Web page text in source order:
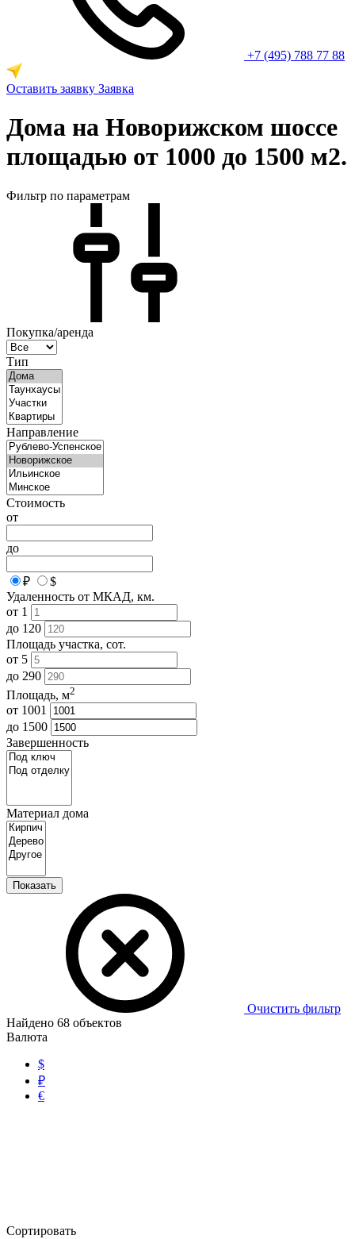
+7 (495) 788 77 88
Оставить заявку Заявка
Дома на Новорижском шоссе
площадью от 1000 до 1500 м2.
Фильтр по параметрам
Покупка/аренда
Тип
Направление
Стоимость
от
до
₽
$
Удаленность от МКАД, км.
от 1
до 120
Площадь участка, сот.
от 5
до 290
Площадь, м2
от 1001
до 1500
Завершенность
Материал дома
Показать
Очистить фильтр
Найдено 68 объектов
Валюта
$
₽
€
Сортировать